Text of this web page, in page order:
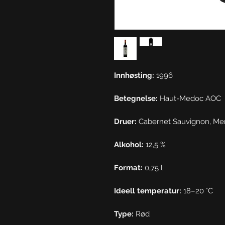
Innhøsting: 1996
Betegnelse: Haut-Medoc AOC
Druer: Cabernet Sauvignon,
Alkohol: 12,5 %
Format: 0,75 l
Ideell temperatur: 18–20 °C
Type: Rød